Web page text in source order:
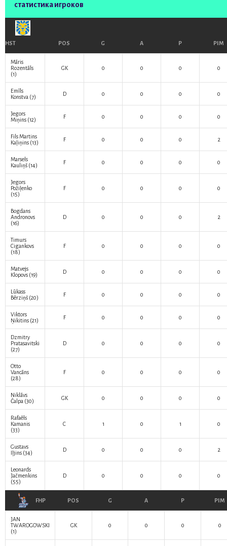
статистика игроков
HST POS G A P PIM
Māris
Rozentāls
(1)
GK 0 0 0 0
Emīls
Konstva (7) D 0 0 0 0
Jegors
Miņins (12) F 0 0 0 0
Fils Martins
Kaļiņins (13) F 0 0 0 2
Marsels
Kauliņš (14) F 0 0 0 0
Jegors
Požiļenko
(15)
F 0 0 0 0
Bogdans
Andronovs
(16)
D 0 0 0 2
Timurs
Cigankovs
(18)
F 0 0 0 0
Matvejs
Klopovs (19) D 0 0 0 0
Lūkass
Bērziņš (20) F 0 0 0 0
Viktors
Ņikitins (21) F 0 0 0 0
Dzmitry
Pratasavitski
(27)
D 0 0 0 0
Otto
Vancāns
(28)
F 0 0 0 0
Niklāvs
Čalpa (30) GK 0 0 0 0
Rafaēls
Kamanis
(33)
C 1 0 1 0
Gustavs
Iļjins (34) D 0 0 0 2
Leonards
Jačmenkins
(55)
D 0 0 0 0
FHP POS G A P PIM
JAN
TWAROGOWSKI
(1)
GK 0 0 0 0